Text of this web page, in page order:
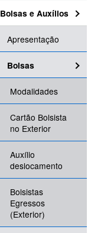
Bolsas e Auxílios
Apresentação
Bolsas
Modalidades
Cartão Bolsista
no Exterior
Auxílio
deslocamento
Bolsistas
Egressos
(Exterior)